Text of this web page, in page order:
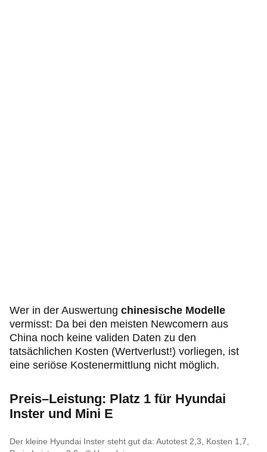
Wer in der Auswertung chinesische Modelle
vermisst: Da bei den meisten Newcomern aus
China noch keine validen Daten zu den
tatsächlichen Kosten (Wertverlust!) vorliegen, ist
eine seriöse Kostenermittlung nicht möglich.
Preis–Leistung: Platz 1 für Hyundai
Inster und Mini E
Der kleine Hyundai Inster steht gut da: Autotest 2,3, Kosten 1,7,